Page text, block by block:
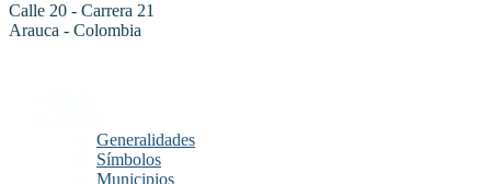
Calle 20 - Carrera 21
Arauca - Colombia
Generalidades
Símbolos
Municipios